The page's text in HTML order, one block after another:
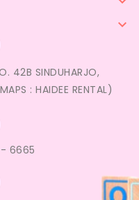

42B SINDUHARJO,
: HAIDEE RENTAL)
6665